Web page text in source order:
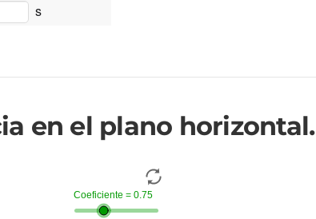
s
en el plano horizontal.